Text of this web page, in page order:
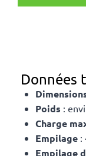
Données
Poids :
Charge
Empilage :
Empilage